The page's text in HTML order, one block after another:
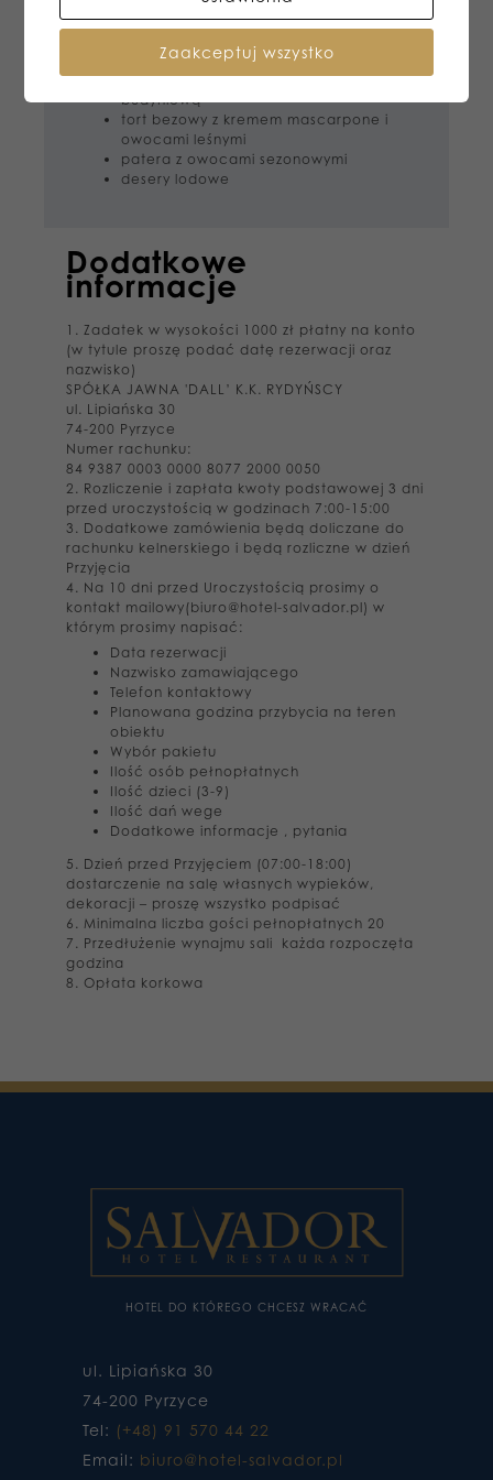
kruche z truskawkami
sernik z biała czekoladą i mascarpone
orzechowiec z karmelem i masą
budyniową
tort bezowy z kremem mascarpone i
owocami leśnymi
patera z owocami sezonowymi
desery lodowe
Dodatkowe
informacje
1. Zadatek w wysokości 1000 zł płatny na konto
(w tytule proszę podać datę rezerwacji oraz
nazwisko)
SPÓŁKA JAWNA 'DALL’ K.K. RYDYŃSCY
ul. Lipiańska 30
74-200 Pyrzyce
Numer rachunku:
84 9387 0003 0000 8077 2000 0050
2. Rozliczenie i zapłata kwoty podstawowej 3 dni
przed uroczystością w godzinach 7:00-15:00
3. Dodatkowe zamówienia będą doliczane do
rachunku kelnerskiego i będą rozliczne w dzień
Przyjęcia
4. Na 10 dni przed Uroczystością prosimy o
kontakt mailowy(biuro@hotel-salvador.pl) w
którym prosimy napisać:
Data rezerwacji
Nazwisko zamawiającego
Telefon kontaktowy
Planowana godzina przybycia na teren
obiektu
Wybór pakietu
Ilość osób pełnopłatnych
Ilość dzieci (3-9)
Ilość dań wege
Dodatkowe informacje , pytania
5. Dzień przed Przyjęciem (07:00-18:00)
dostarczenie na salę własnych wypieków,
dekoracji – proszę wszystko podpisać
6. Minimalna liczba gości pełnopłatnych 20
7. Przedłużenie wynajmu sali każda rozpoczęta
godzina
8. Opłata korkowa
HOTEL DO KTÓREGO CHCESZ WRACAĆ
ul. Lipiańska 30
74-200 Pyrzyce
Tel: (+48) 91 570 44 22
Email: biuro@hotel-salvador.pl
Zaakceptuj wszystko